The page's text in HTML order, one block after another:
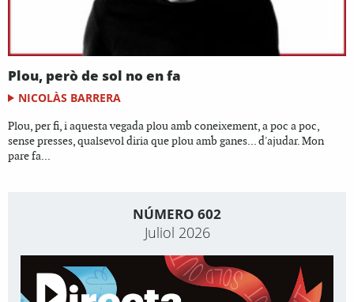
Plou, però de sol no en fa
NICOLÀS BARRERA
Plou, per fi, i aquesta vegada plou amb coneixement, a poc a poc,
sense presses, qualsevol diria que plou amb ganes... d'ajudar. Mon
pare fa...
NÚMERO 602
Juliol 2026